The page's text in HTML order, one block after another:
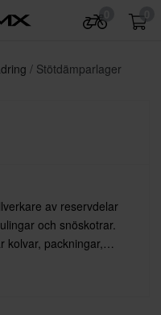
Stötdämparlager
av reservdelar
och snöskotrar.
kolvar, packningar,
mycket mer – finns